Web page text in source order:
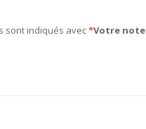
sont indiqués avec*Votre note